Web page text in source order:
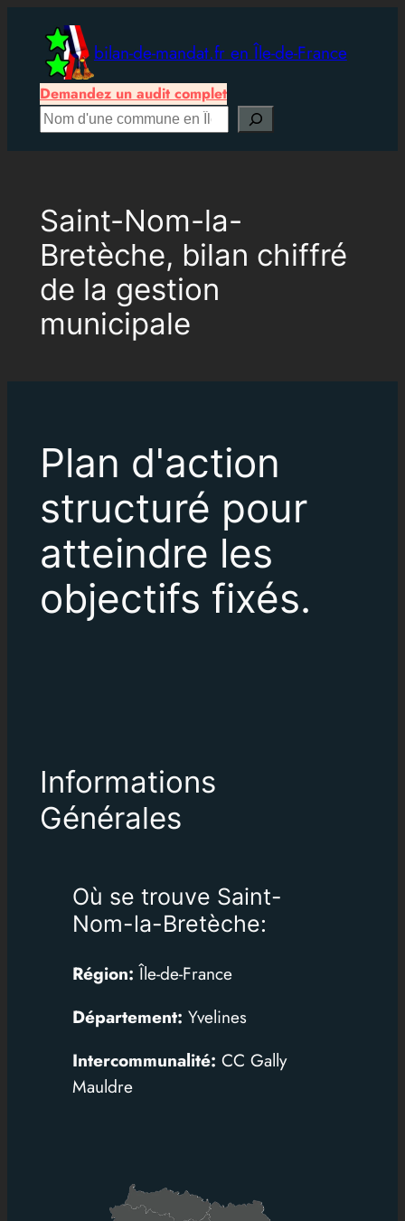
contenu
bilan-de-mandat.fr en Île-de-France
Demandez un audit complet
Rechercher
Saint-Nom-la-
Bretèche, bilan chiffré
de la gestion
municipale
Plan d'action
structuré pour
atteindre les
objectifs fixés.
Informations
Générales
Où se trouve Saint-
Nom-la-Bretèche:
Région: Île-de-France
Département: Yvelines
Intercommunalité: CC Gally
Mauldre